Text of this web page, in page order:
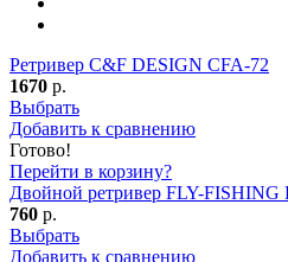
Ретривер C&F DESIGN CFA-72
1670 р.
Выбрать
Добавить к сравнению
Готово!
Перейти в корзину?
Двойной ретривер FLY-FISHING
760 р.
Выбрать
Добавить к сравнению